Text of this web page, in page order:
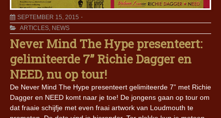
SEPTEMBER 15, 2015
ARTICLES, NEWS
Never Mind The Hype presenteert:
gelimiteerde 7” Richie Dagger en
NEED, nu op tour!
De Never Mind The Hype presenteert gelimiteerde 7” met Richie
Dagger en NEED komt naar je toe! De jongens gaan op tour om
dat fraaie schijfje met even fraai artwork van Loudmouth te